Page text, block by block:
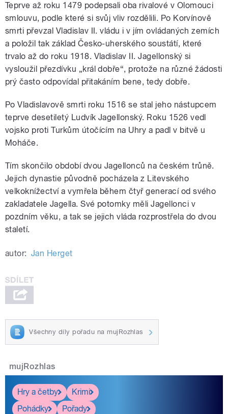
Teprve až roku 1479 podepsali oba rivalové v Olomouci
smlouvu, podle které si svůj vliv rozdělili. Po Korvínově
smrti převzal Vladislav II. vládu i v jím ovládaných zemích
a položil tak základ Česko-uherského soustátí, které
trvalo až do roku 1918. Vladislav II. Jagellonský si
vysloužil přezdívku „král dobře“, protože na různé žádosti
prý často odpovídal přitakáním bene, tedy dobře.
Po Vladislavově smrti roku 1516 se stal jeho nástupcem
teprve desetiletý Ludvík Jagellonský. Roku 1526 vedl
vojsko proti Turkům útočícím na Uhry a padl v bitvě u
Moháče.
Tím skončilo období dvou Jagellonců na českém trůně.
Jejich dynastie původně pocházela z Litevského
velkoknížectví a vymřela během čtyř generací od svého
zakladatele Jagella. Své potomky měli Jagellonci v
pozdním věku, a tak se jejich vláda rozprostřela do dvou
staletí.
autor: Jan Herget
Všechny díly pořadu na mujRozhlas
mujRozhlas
Hry a četby
Krimi
Pohádky
Pořady